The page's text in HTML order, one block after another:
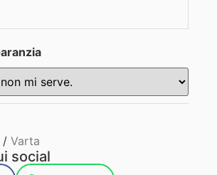
/ Varta
social